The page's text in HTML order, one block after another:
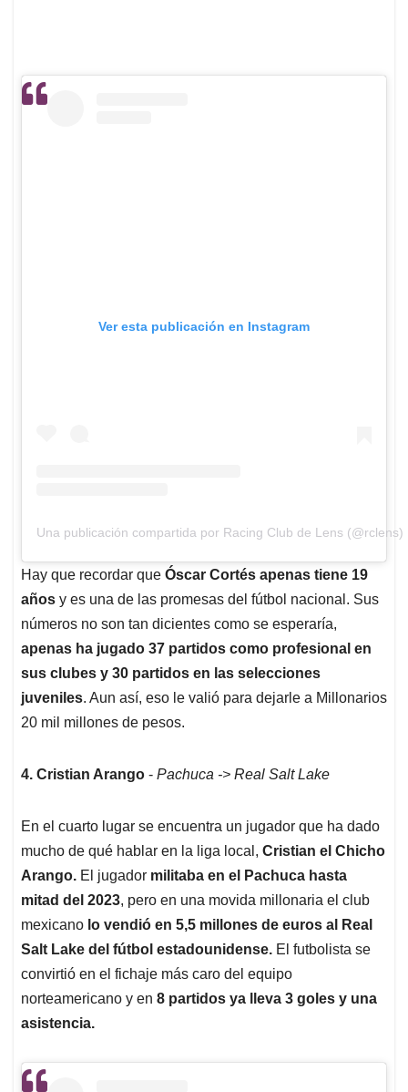
Ver esta publicación en Instagram
Una publicación compartida por Racing Club de Lens (@rclens)
Hay que recordar que Óscar Cortés apenas tiene 19
años y es una de las promesas del fútbol nacional. Sus
números no son tan dicientes como se esperaría,
apenas ha jugado 37 partidos como profesional en
sus clubes y 30 partidos en las selecciones
juveniles. Aun así, eso le valió para dejarle a Millonarios
20 mil millones de pesos.
4. Cristian Arango - Pachuca -> Real Salt Lake
En el cuarto lugar se encuentra un jugador que ha dado
mucho de qué hablar en la liga local, Cristian el Chicho
Arango. El jugador militaba en el Pachuca hasta
mitad del 2023, pero en una movida millonaria el club
mexicano lo vendió en 5,5 millones de euros al Real
Salt Lake del fútbol estadounidense. El futbolista se
convirtió en el fichaje más caro del equipo
norteamericano y en 8 partidos ya lleva 3 goles y una
asistencia.